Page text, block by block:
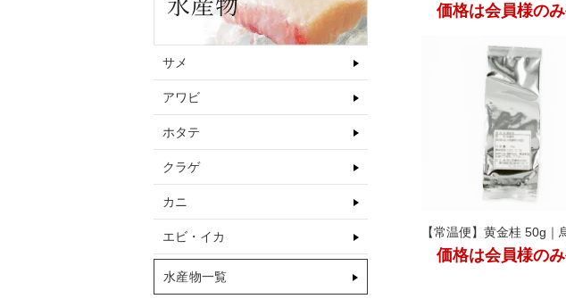
サメ
アワビ
ホタテ
クラゲ
カニ
エビ・イカ
水産物一覧
価格は会員様の
【常温便】黄金桂 50g｜
価格は会員様の